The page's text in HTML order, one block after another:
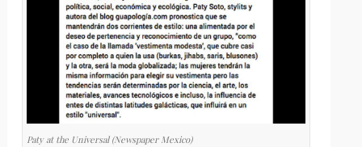
Paty at the Universal (Newspaper Mexico)